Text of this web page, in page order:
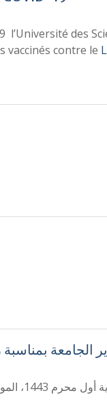
l’Université des
vaccinés contre le
الجامعة بمناسبة